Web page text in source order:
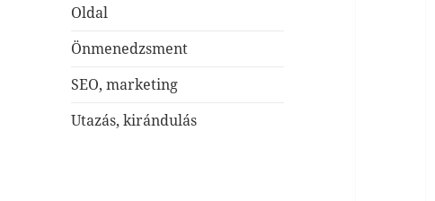
Oldal
Önmenedzsment
SEO, marketing
Utazás, kirándulás